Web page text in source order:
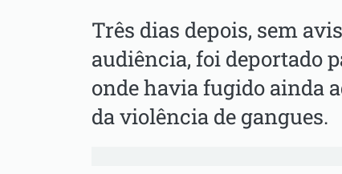
Três dias depois, sem
audiência, foi deportado
onde havia fugido ainda
da violência de gangues.